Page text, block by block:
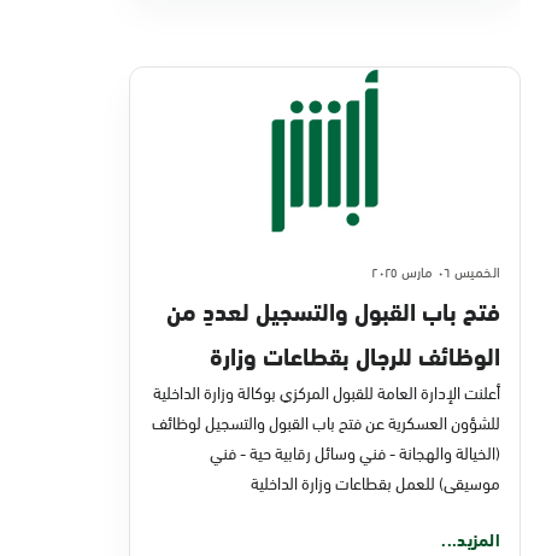
الخميس ٠٦ مارس ٢٠٢٥
فتح باب القبول والتسجيل لعددٍ من
الوظائف للرجال بقطاعات وزارة
الداخلية
أعلنت الإدارة العامة للقبول المركزي بوكالة وزارة الداخلية
للشؤون العسكرية عن فتح باب القبول والتسجيل لوظائف
(الخيالة والهجانة - فني وسائل رقابية حية - فني
موسيقى) للعمل بقطاعات وزارة الداخلية
المزيد...